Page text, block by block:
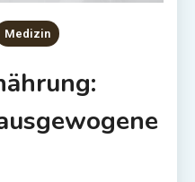
Medizin